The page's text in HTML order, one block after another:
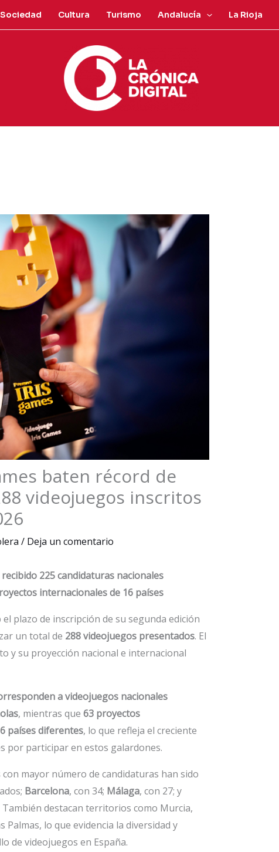
Sociedad Cultura Turismo Andalucía La Rioja
baten récord de
videojuegos inscritos
/ Deja un comentario
225 candidaturas nacionales
internacionales de 16 países
plazo de inscripción de su segunda edición
un total de 288 videojuegos presentados. El
y su proyección nacional e internacional
a videojuegos nacionales
, mientras que 63 proyectos
países diferentes, lo que refleja el creciente
por participar en estos galardones.
mayor número de candidaturas han sido
Barcelona, con 34; Málaga, con 27; y
destacan territorios como Murcia,
Palmas, lo que evidencia la diversidad y
de videojuegos en España.